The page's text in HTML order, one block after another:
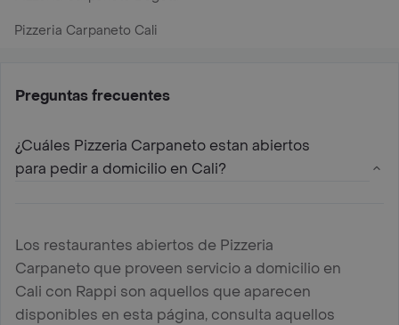
Pizzeria Carpaneto Cali
Preguntas frecuentes
¿Cuáles Pizzeria Carpaneto estan abiertos
para pedir a domicilio en Cali?
Los restaurantes abiertos de Pizzeria
Carpaneto que proveen servicio a domicilio en
Cali con Rappi son aquellos que aparecen
disponibles en esta página, consulta aquellos